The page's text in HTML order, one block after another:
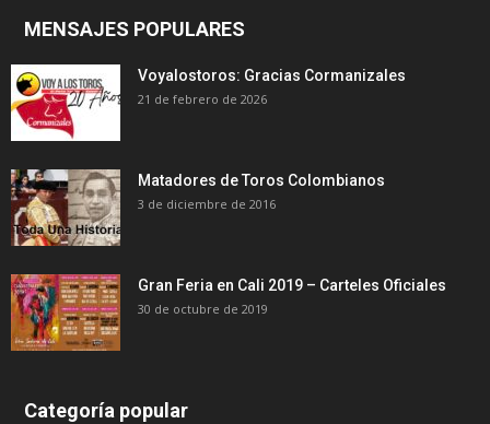
MENSAJES POPULARES
Voyalostoros: Gracias Cormanizales
21 de febrero de 2026
Matadores de Toros Colombianos
3 de diciembre de 2016
Gran Feria en Cali 2019 – Carteles Oficiales
30 de octubre de 2019
Categoría popular